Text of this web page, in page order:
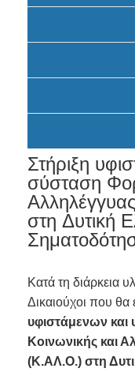
Στήριξη
σύσταση
στη Δυτική
Κατά τη διάρκεια
Δικαιούχοι που
υφιστάμενων
Κοινωνικής και
(Κ.ΑΛ.Ο.) στη